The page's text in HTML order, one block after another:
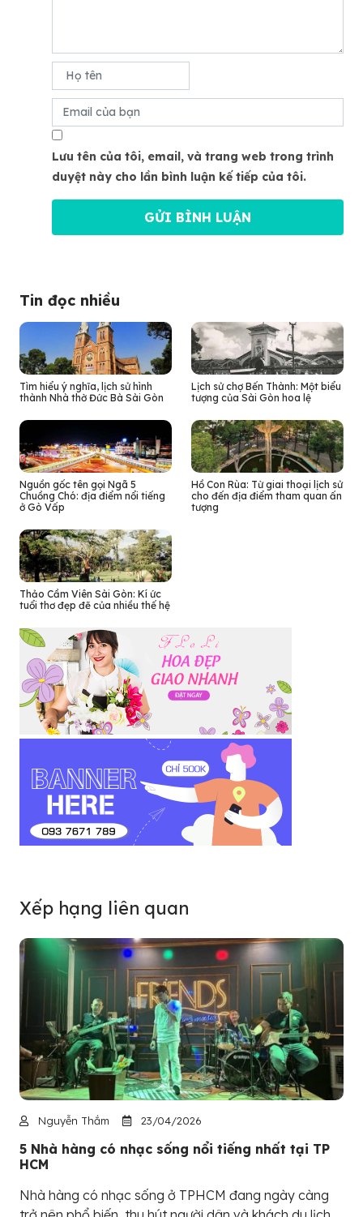
Lưu tên của tôi, email, và trang web trong trình
duyệt này cho lần bình luận kế tiếp của tôi.
Tin đọc nhiều
Tìm hiểu ý nghĩa, lịch sử hình
thành Nhà thờ Đức Bà Sài Gòn
Lịch sử chợ Bến Thành: Một biểu
tượng của Sài Gòn hoa lệ
Nguồn gốc tên gọi Ngã 5
Chuồng Chó: địa điểm nổi tiếng
ở Gò Vấp
Hồ Con Rùa: Từ giai thoại lịch sử
cho đến địa điểm tham quan ấn
tượng
Thảo Cầm Viên Sài Gòn: Kí ức
tuổi thơ đẹp đẽ của nhiều thế hệ
Xếp hạng liên quan
Nguyễn Thắm 23/04/2026
5 Nhà hàng có nhạc sống nổi tiếng nhất tại TP
HCM
Nhà hàng có nhạc sống ở TPHCM đang ngày càng